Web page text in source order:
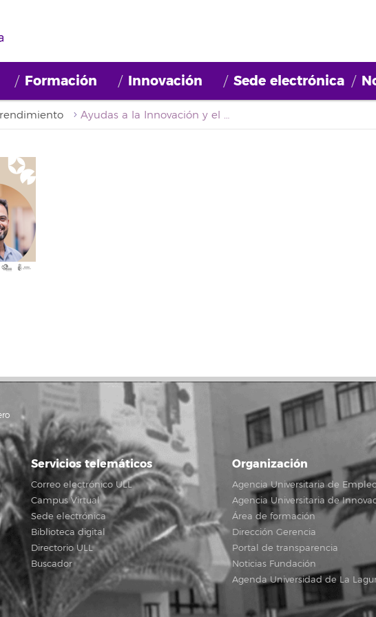
Formación Innovación Sede electrónica
Ayudas a la Innovación y el Emprendimiento FCB_WEB
Servicios telemáticos
Correo electrónico ULL
Campus Virtual
Sede electrónica
Biblioteca digital
Directorio ULL
Buscador
Organización
Agencia Universitaria de
Agencia Universitaria de
Área de formación
Dirección Gerencia
Portal de transparencia
Noticias Fundación
Agenda Universidad de La